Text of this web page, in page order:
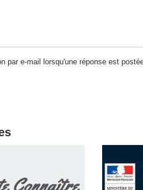
par e-mail lorsqu'une réponse est